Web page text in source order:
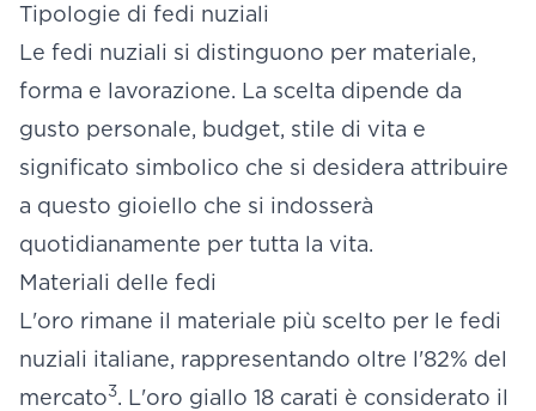
Tipologie di fedi nuziali
Le fedi nuziali si distinguono per materiale,
forma e lavorazione. La scelta dipende da
gusto personale, budget, stile di vita e
significato simbolico che si desidera attribuire
a questo gioiello che si indosserà
quotidianamente per tutta la vita.
Materiali delle fedi
L'oro rimane il materiale più scelto per le fedi
nuziali italiane, rappresentando oltre l'82% del
mercato3. L'oro giallo 18 carati è considerato il